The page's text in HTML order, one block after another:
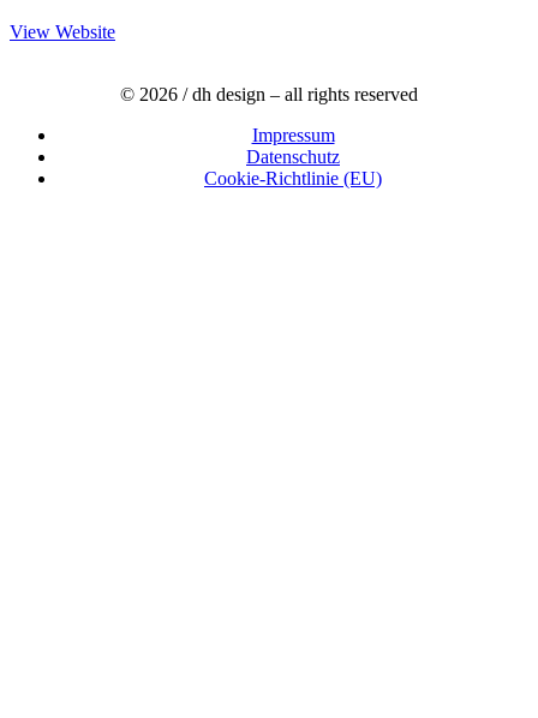
View Website
© 2026 / dh design – all rights reserved
Impressum
Datenschutz
Cookie-Richtlinie (EU)